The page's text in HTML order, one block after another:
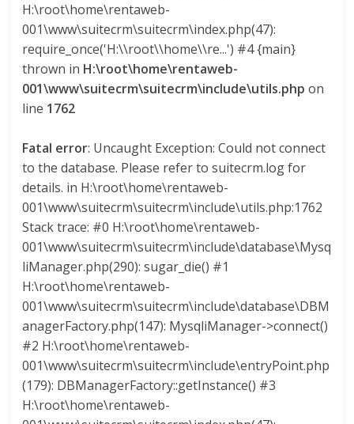
n
a
r
a
e
n
C
o
H:\root\home\rentaweb-
001\www\suitecrm\suitecrm\index.php(47):
require_once('H:\\root\\home\\re...') #4 {main}
thrown in H:\root\home\rentaweb-
001\www\suitecrm\suitecrm\include\utils.php on
line 1762
Fatal error: Uncaught Exception: Could not connect
to the database. Please refer to suitecrm.log for
details. in H:\root\home\rentaweb-
001\www\suitecrm\suitecrm\include\utils.php:1762
Stack trace: #0 H:\root\home\rentaweb-
001\www\suitecrm\suitecrm\include\database\Mysq
liManager.php(290): sugar_die() #1
H:\root\home\rentaweb-
001\www\suitecrm\suitecrm\include\database\DBM
anagerFactory.php(147): MysqliManager->connect()
#2 H:\root\home\rentaweb-
001\www\suitecrm\suitecrm\include\entryPoint.php
(179): DBManagerFactory::getInstance() #3
H:\root\home\rentaweb-